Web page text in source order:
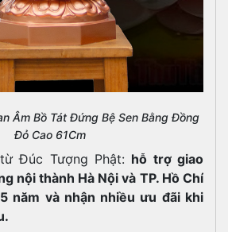
Âm Bồ Tát Đứng Bệ Sen Bằng Đồng
Đỏ Cao 61Cm
Đúc Tượng Phật: hỗ trợ giao
nội thành Hà Nội và TP. Hồ Chí
năm và nhận nhiều ưu đãi khi